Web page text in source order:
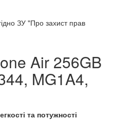
ЗУ "Про захист прав
Air 256GB
MG1A4,
та потужності